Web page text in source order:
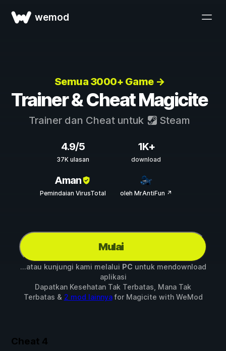
wemod
Semua 3000+ Game →
Trainer & Cheat Magicite
Trainer dan Cheat untuk Steam
4.9/5
37K ulasan
1K+
download
Aman
Pemindaian VirusTotal oleh MrAntiFun ↗
Mulai
...atau kunjungi kami melalui PC untuk mendownload
aplikasi
Dapatkan Kesehatan Tak Terbatas, Mana Tak
Terbatas & 2 mod lainnyafor Magicite with WeMod
Cheat 4